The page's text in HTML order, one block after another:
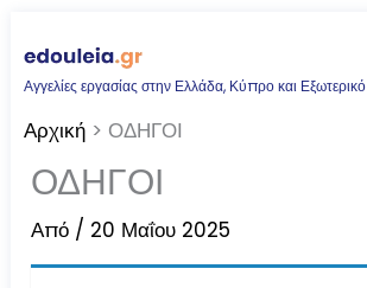
στο
περιεχόμενο
Αγγελίες εργασίας στην Ελλάδα, Κύπρο και Εξωτερικό
Αρχική ΟΔΗΓΟΙ
ΟΔΗΓΟΙ
Από / 20 Μαΐου 2025